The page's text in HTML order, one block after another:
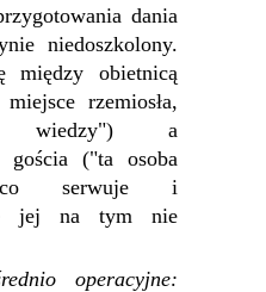
dania
niedoszkolony.
między obietnicą
rzemiosła,
a
gościa ("ta osoba
serwuje i
jej na tym nie
operacyjne: